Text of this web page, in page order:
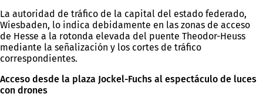
La autoridad de tráfico de la capital del estado federado,
Wiesbaden, lo indica debidamente en las zonas de acceso
de Hesse a la rotonda elevada del puente Theodor-Heuss
mediante la señalización y los cortes de tráfico
correspondientes.
Acceso desde la plaza Jockel-Fuchs al espectáculo de luces
con drones